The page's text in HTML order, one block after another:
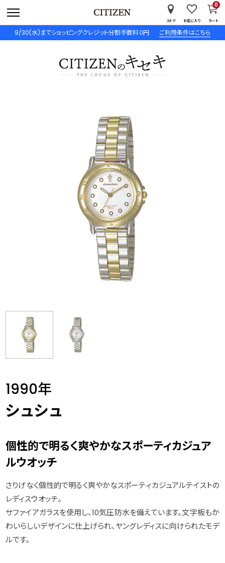
9/30(水)までショッピングクレジット分割手数料０円 ご利用条件はこちら
ストア お気に入り カート
0
1990年
シュシュ
個性的で明るく爽やかなスポーティカジュア
ルウオッチ
さりげなく個性的で明るく爽やかなスポーティカジュアルテイストの
レディスウオッチ。
サファイアガラスを使用し、10気圧防水を備えています。文字板もか
わいらしいデザインに仕上げられ、ヤングレディスに向けられたモデ
ルです。